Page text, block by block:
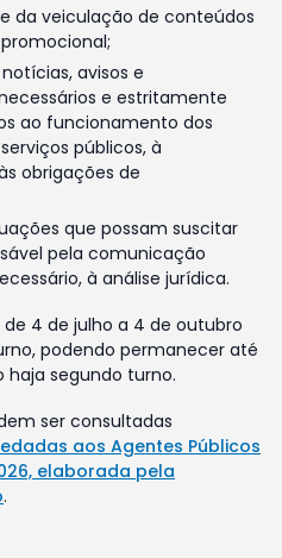
da veiculação de conteúdos
avisos e
e estritamente
ao funcionamento dos
públicos, à
obrigações de
que possam suscitar
pela comunicação
à análise jurídica.
4 de julho a 4 de outubro
podendo permanecer até
haja segundo turno.
ser consultadas
aos Agentes Públicos
elaborada pela
.